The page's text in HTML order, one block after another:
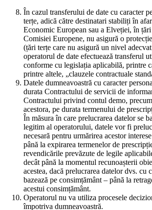
În cazul transferului de date cu caracter
terțe, adică către destinatari stabiliți în
Economic European sau a Elveției, în
Comisiei Europene, nu asigură o
(țări terțe care nu asigură un nivel
operatorul de date efectuează transferul
conforme cu legislația aplicabilă, printre
printre altele, „clauzele contractuale
Datele dumneavoastră cu caracter
durata Contractului de servicii de
Contractului privind contul demo,
acestora, pe durata termenului de
În măsura în care prelucrarea datelor se
legitim al operatorului, datele vor fi
necesară pentru urmărirea acestor
până la expirarea termenelor de
revendicările prevăzute de legile
decât până la momentul recunoașterii
acestea, dacă prelucrarea datelor dvs. cu
bazează pe consimțământ – până la
acestui consimțământ.
Operatorul nu va utiliza procesele
împotriva dumneavoastră.